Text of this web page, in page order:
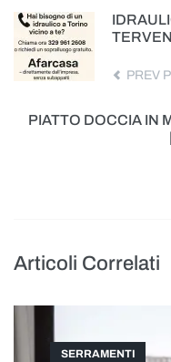
PREV
PIATTO DOCCIA IN
Articoli Correlati
SERRAMENTI